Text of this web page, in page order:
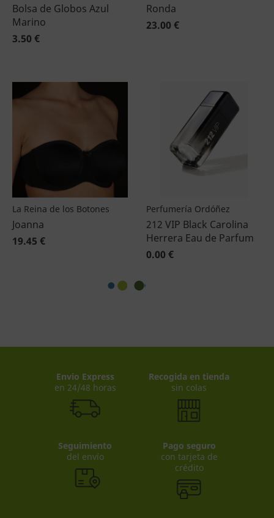
Bolsa de Globos Azul
Marino
3.50 €
Ronda
23.00 €
La Reina de los Botones
Joanna
19.45 €
Perfumería Ordóñez
212 VIP Black Carolina
Herrera Eau de Parfum
0.00 €
Envio Express
en 24/48 horas
Recogida en tienda
sin colas
Seguimiento
del envío
Pago seguro
con tarjeta de
crédito